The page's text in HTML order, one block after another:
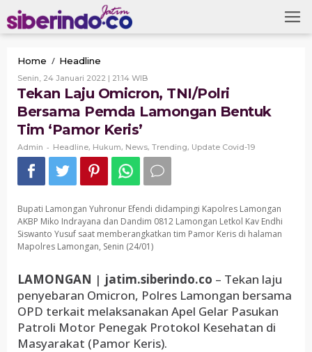
to
content
Home / Headline
Laju
Omicron,
TNI/Polri
Bersama
Pemda
Lamongan
Bentuk
Tim
'Pamor
Keris'
Senin, 24 Januari 2022 | 21:14 WIBOleh
Admin
Tekan Laju Omicron, TNI/Polri
Bersama Pemda Lamongan Bentuk
Tim ‘Pamor Keris’
Admin - Headline, Hukum, News, Trending, Update Covid-19
Bupati Lamongan Yuhronur Efendi didampingi Kapolres Lamongan
AKBP Miko Indrayana dan Dandim 0812 Lamongan Letkol Kav Endhi
Siswanto Yusuf saat memberangkatkan tim Pamor Keris di halaman
Mapolres Lamongan, Senin (24/01)
LAMONGAN | jatim.siberindo.co – Tekan laju
penyebaran Omicron, Polres Lamongan bersama
OPD terkait melaksanakan Apel Gelar Pasukan
Patroli Motor Penegak Protokol Kesehatan di
Masyarakat (Pamor Keris).